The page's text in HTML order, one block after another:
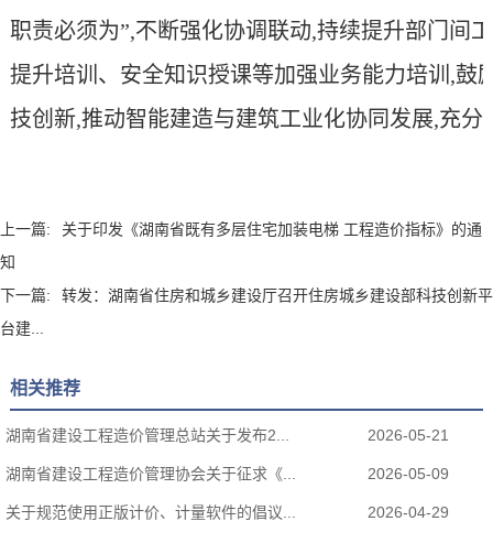
职责必须为”,不断强化协调联动,持续提升部门间
提升培训 、 安全知识授课等加强业务能力培训,鼓
技创新,推动智能建造与建筑工业化协同发展,充分
上一篇:
关于印发《湖南省既有多层住宅加装电梯 工程造价指标》的通
知
下一篇:
转发：湖南省住房和城乡建设厅召开住房城乡建设部科技创新平
台建...
相关推荐
湖南省建设工程造价管理总站关于发布2... 2026-05-21
湖南省建设工程造价管理协会关于征求《... 2026-05-09
关于规范使用正版计价、计量软件的倡议... 2026-04-29